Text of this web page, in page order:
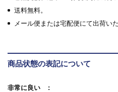
送料無料。
メール便または宅配便にて出荷いた
商品状態の表記について
非常に良い